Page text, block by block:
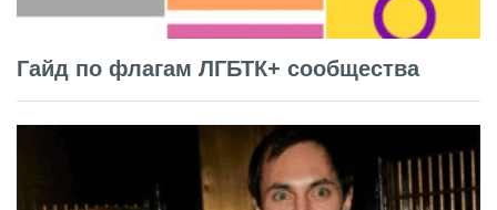
Гайд по флагам ЛГБТК+ сообщества